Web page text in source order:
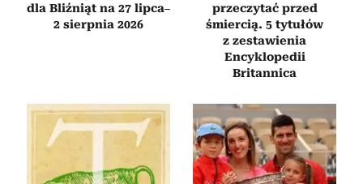
dla Bliźniąt na 27 lipca–
2 sierpnia 2026
przeczytać przed
śmiercią. 5 tytułów
z zestawienia
Encyklopedii
Britannica